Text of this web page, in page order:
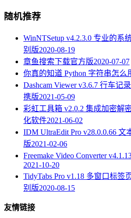
随机推荐
WinNTSetup v4.2.3.0 专业的系
别版2020-08-19
章鱼搜索下载官方版2020-07-07
你真的知道 Python 字符串怎么
Dashcam Viewer v3.6.7 行车记
携版2021-05-09
彩虹工具箱 v2.0.2 集成加密解
化软件2021-06-02
IDM UltraEdit Pro v28.0.0.66
版2021-02-06
Freemake Video Converter
2021-10-20
TidyTabs Pro v1.18 多窗口标
别版2020-08-15
友情链接